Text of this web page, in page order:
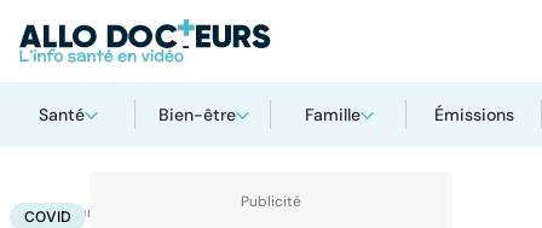
Santé Bien-être Famille Émissions
Accueil Santé Maladies infectieuses
COVID